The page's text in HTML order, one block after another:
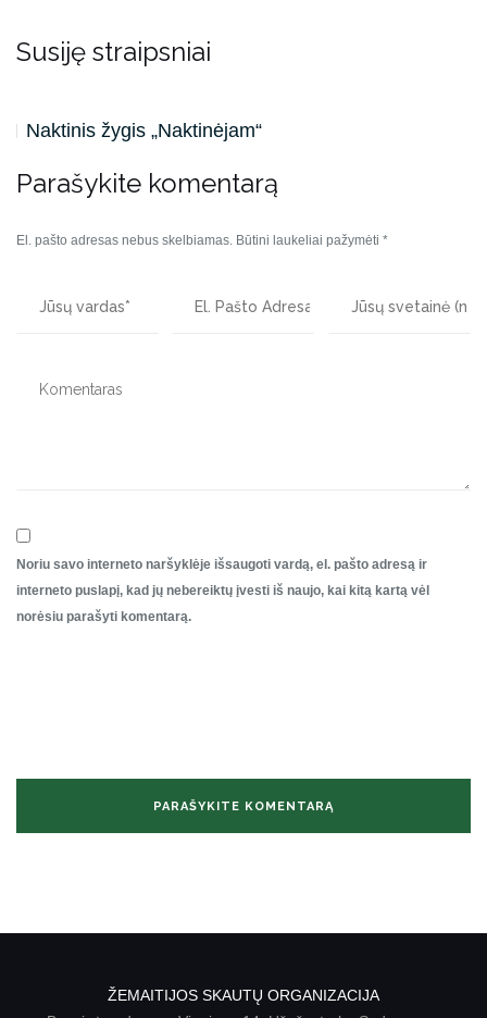
Susiję straipsniai
Naktinis žygis „Naktinėjam“
Parašykite komentarą
El. pašto adresas nebus skelbiamas. Būtini laukeliai pažymėti *
Noriu savo interneto naršyklėje išsaugoti vardą, el. pašto adresą ir
interneto puslapį, kad jų nebereiktų įvesti iš naujo, kai kitą kartą vėl
norėsiu parašyti komentarą.
ŽEMAITIJOS SKAUTŲ ORGANIZACIJA